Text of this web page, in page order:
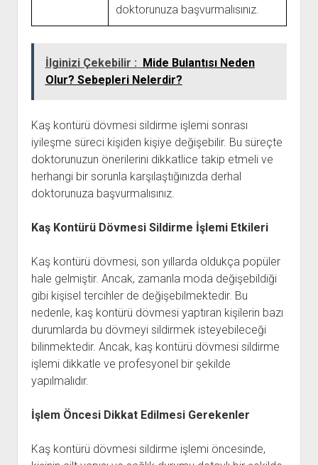
doktorunuza başvurmalısınız.
İlginizi Çekebilir : Mide Bulantısı Neden
Olur? Sebepleri Nelerdir?
Kaş kontürü dövmesi sildirme işlemi sonrası
iyileşme süreci kişiden kişiye değişebilir. Bu süreçte
doktorunuzun önerilerini dikkatlice takip etmeli ve
herhangi bir sorunla karşılaştığınızda derhal
doktorunuza başvurmalısınız.
Kaş Kontürü Dövmesi Sildirme İşlemi Etkileri
Kaş kontürü dövmesi, son yıllarda oldukça popüler
hale gelmiştir. Ancak, zamanla moda değişebildiği
gibi kişisel tercihler de değişebilmektedir. Bu
nedenle, kaş kontürü dövmesi yaptıran kişilerin bazı
durumlarda bu dövmeyi sildirmek isteyebileceği
bilinmektedir. Ancak, kaş kontürü dövmesi sildirme
işlemi dikkatle ve profesyonel bir şekilde
yapılmalıdır.
İşlem Öncesi Dikkat Edilmesi Gerekenler
Kaş kontürü dövmesi sildirme işlemi öncesinde,